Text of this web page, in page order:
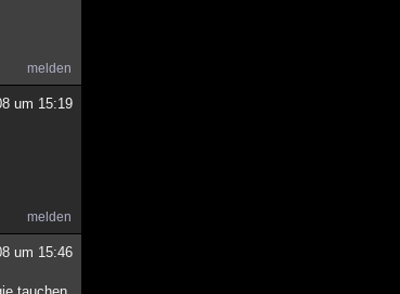
melden
um 15:19
melden
um 15:46